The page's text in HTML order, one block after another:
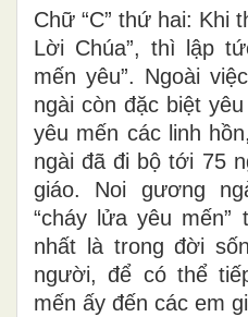
Chữ “C” thứ hai: Khi
Lời Chúa”, thì lập
mến yêu”. Ngoài
ngài còn đặc biệt
yêu mến các linh
ngài đã đi bộ tới 75
giáo. Noi gương
“cháy lửa yêu mến”
nhất là trong đời
người, để có thể
mến ấy đến các em